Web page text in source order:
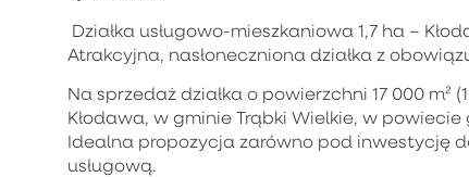
Działka usługowo-mieszkaniowa 1,7 ha –
Atrakcyjna, nasłoneczniona działka z
Na sprzedaż działka o powierzchni 17 000 m²
Kłodawa, w gminie Trąbki Wielkie, w powiecie
Idealna propozycja zarówno pod inwestycję
usługową.